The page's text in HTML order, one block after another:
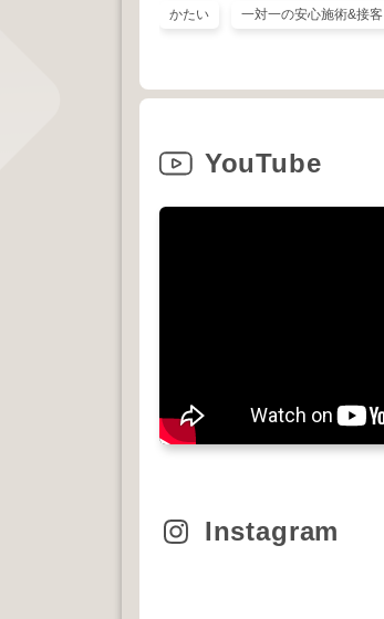
かたい 一対一の安心施術&接客
YouTube
Instagram